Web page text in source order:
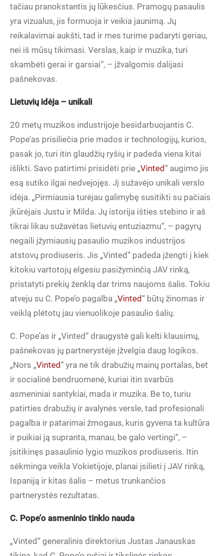
tačiau pranokstantis jų lūkesčius. Pramogų pasaulis
yra vizualus, jis formuoja ir veikia jaunimą. Jų
reikalavimai aukšti, tad ir mes turime padaryti geriau,
nei iš mūsų tikimasi. Verslas, kaip ir muzika, turi
skambėti gerai ir garsiai“, – įžvalgomis dalijasi
pašnekovas.
Lietuvių idėja – unikali
20 metų muzikos industrijoje besidarbuojantis C.
Pope’as prisiliečia prie mados ir technologijų, kurios,
pasak jo, turi itin glaudžių ryšių ir padeda viena kitai
išlikti. Savo patirtimi prisidėti prie „Vinted “ augimo jis
esą sutiko ilgai nedvejojęs. Jį sužavėjo unikali verslo
idėja. „Pirmiausia turėjau galimybę susitikti su pačiais
įkūrėjais Justu ir Milda. Jų istorija išties stebino ir aš
tikrai likau sužavėtas lietuvių entuziazmu“, – pagyrų
negaili įžymiausių pasaulio muzikos industrijos
atstovų prodiuseris. Jis „Vinted“ padeda įžengti į kiek
kitokiu vartotojų elgesiu pasižyminčią JAV rinką,
pristatyti prekių ženklą dar trims naujoms šalis. Tokiu
atveju su C. Pope’o pagalba „Vinted “ būtų žinomas ir
veiklą plėtotų jau vienuolikoje pasaulio šalių.
C. Pope’as ir „Vinted“ draugystė gali kelti klausimų,
pašnekovas jų partnerystėje įžvelgia daug logikos.
„Nors „Vinted “ yra ne tik drabužių mainų portalas, bet
ir socialinė bendruomenė, kuriai itin svarbūs
asmeniniai santykiai, mada ir muzika. Be to, turiu
patirties drabužių ir avalynės versle, tad profesionali
pagalba ir patarimai žmogaus, kuris gyvena ta kultūra
ir puikiai ją supranta, manau, be galo vertingi“, –
įsitikinęs pasaulinio lygio muzikos prodiuseris. Itin
sėkminga veikla Vokietijoje, planai įsilieti į JAV rinką,
Ispaniją ir kitas šalis – metus trunkančios
partnerystės rezultatas.
C. Pope’o asmeninio tinklo nauda
„Vinted“ generalinis direktorius Justas Janauskas